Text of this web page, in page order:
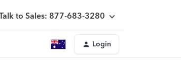
to Sales: 877-683-3280
Login